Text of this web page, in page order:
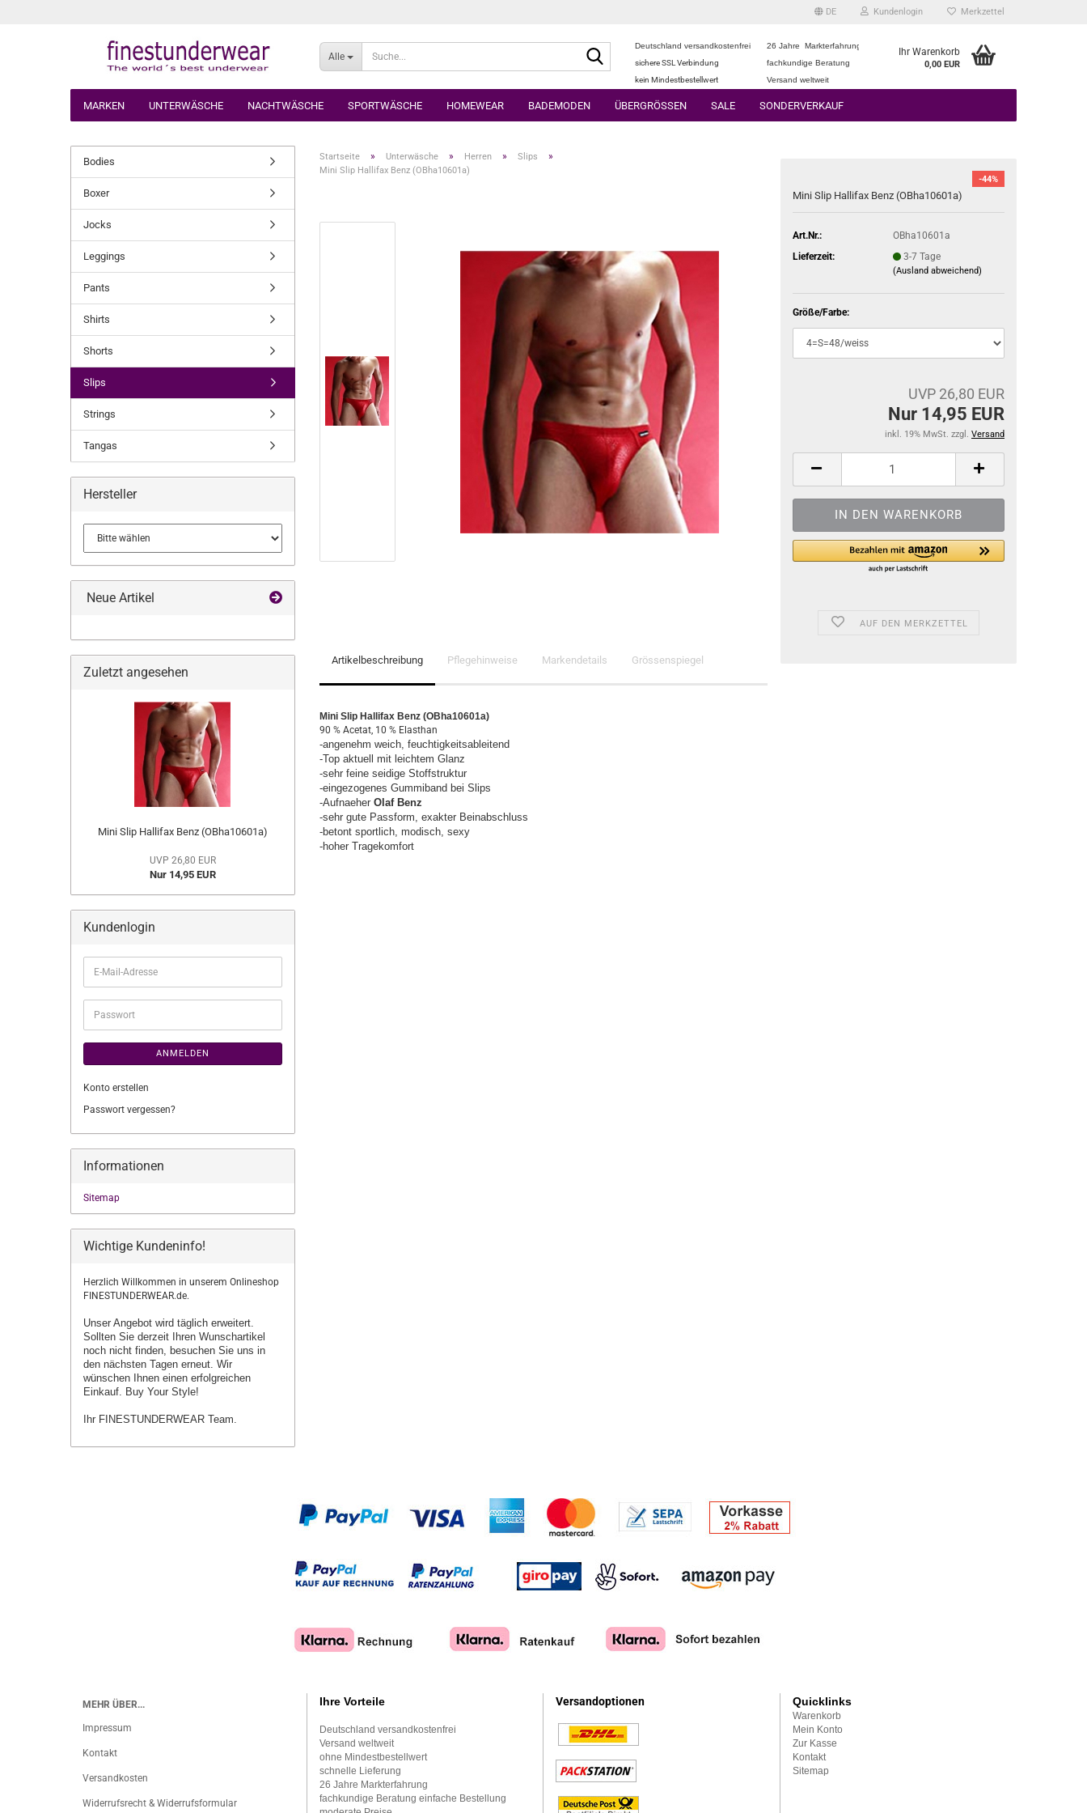
DE Kundenlogin Merkzettel
Alle
Suche...Deutschland versandkostenfrei
26 Jahre Markterfahrung
sichere SSL Verbindung
fachkundige Beratung
kein Mindestbestellwert
Versand weltweit
Ihr Warenkorb
0,00 EUR
MARKEN UNTERWÄSCHE NACHTWÄSCHE SPORTWÄSCHE HOMEWEAR BADEMODEN ÜBERGRÖSSEN SALE SONDERVERKAUF
Startseite » Unterwäsche » Herren » Slips »
Mini Slip Hallifax Benz (OBha10601a)
-44%
Mini Slip Hallifax Benz (OBha10601a)
Art.Nr.:
OBha10601a
Lieferzeit:
3-7 Tage
(Ausland abweichend)
Größe/Farbe:
UVP 26,80 EUR
Nur 14,95 EUR
inkl. 19% MwSt. zzgl. Versand
AUF DEN MERKZETTEL
Artikelbeschreibung Pflegehinweise Markendetails Grössenspiegel
Mini Slip Hallifax Benz (OBha10601a)
90 % Acetat, 10 % Elasthan
-angenehm weich, feuchtigkeitsableitend
-Top aktuell mit leichtem Glanz
-sehr feine seidige Stoffstruktur
-eingezogenes Gummiband bei Slips
-Aufnaeher Olaf Benz
-sehr gute Passform, exakter Beinabschluss
-betont sportlich, modisch, sexy
-hoher Tragekomfort
Bodies
Boxer
Jocks
Leggings
Pants
Shirts
Shorts
Slips
Strings
Tangas
Hersteller
Neue Artikel
Zuletzt angesehen
Mini Slip Hallifax Benz (OBha10601a)
UVP 26,80 EUR
Nur 14,95 EUR
Kundenlogin
E-
Mail-
Adresse
Passwort
ANMELDEN
Konto erstellen
Passwort vergessen?
Informationen
Sitemap
Wichtige Kundeninfo!
Herzlich Willkommen in unserem Onlineshop
FINESTUNDERWEAR.de.
Unser Angebot wird täglich erweitert.
Sollten Sie derzeit Ihren Wunschartikel
noch nicht finden, besuchen Sie uns in
den nächsten Tagen erneut. Wir
wünschen Ihnen einen erfolgreichen
Einkauf. Buy Your Style!
Ihr FINESTUNDERWEAR Team.
MEHR ÜBER...
Impressum
Kontakt
Versandkosten
Widerrufsrecht & Widerrufsformular
Ihre Vorteile
Deutschland versandkostenfrei
Versand weltweit
ohne Mindestbestellwert
schnelle Lieferung
26 Jahre Markterfahrung
fachkundige Beratung einfache Bestellung
Versandoptionen Quicklinks
Warenkorb
Mein Konto
Zur Kasse
Kontakt
Sitemap